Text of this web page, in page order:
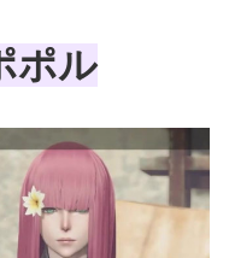
ポル